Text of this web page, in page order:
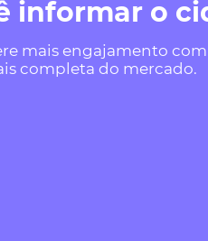
informar o
mais engajamento
completa do mercado.